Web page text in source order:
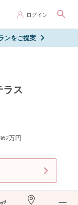
ログイン
ンをご提案
ラス
万円